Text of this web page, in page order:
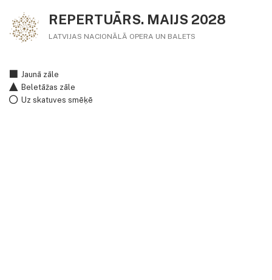
REPERTUĀRS. MAIJS 2028
LATVIJAS NACIONĀLĀ OPERA UN BALETS
Jaunā zāle
Beletāžas zāle
Uz skatuves smēķē